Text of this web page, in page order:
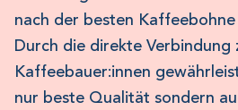
nach der besten
Durch die direkte Verbindung
Kaffeebauer:innen
nur beste Qualität sondern